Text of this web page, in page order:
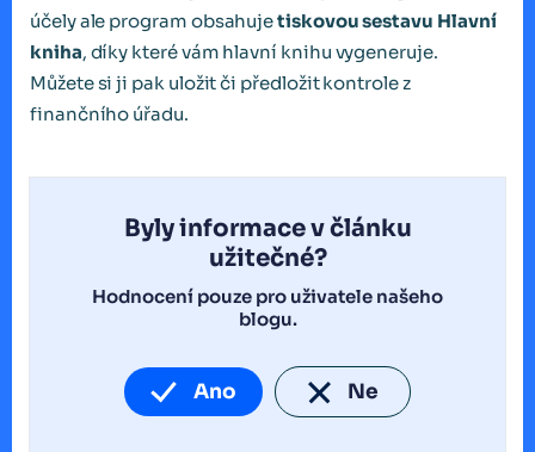
účely ale program obsahujetiskovou sestavu Hlavní
kniha, díky které vám hlavní knihu vygeneruje.
Můžete si ji pak uložit či předložit kontrole z
finančního úřadu.
Byly informace v článku
užitečné?
Hodnocení pouze pro uživatele našeho
blogu.
Ano Ne